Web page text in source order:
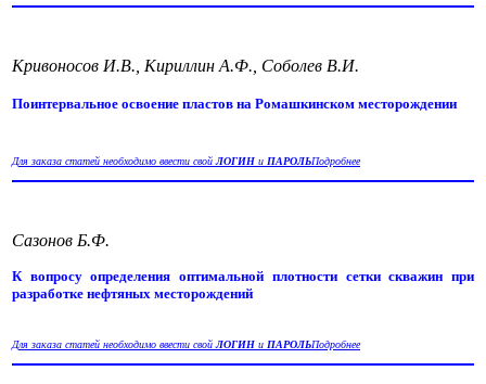
Кривоносов И.В., Кириллин А.Ф., Соболев В.И.
Поинтервальное освоение пластов на Ромашкинском месторождении
Для заказа статей необходимо ввести свойЛОГИН и ПАРОЛЬПодробнее
Сазонов Б.Ф.
К вопросу определения оптимальной плотности сетки скважин при
разработке нефтяных месторождений
Для заказа статей необходимо ввести свойЛОГИН и ПАРОЛЬПодробнее